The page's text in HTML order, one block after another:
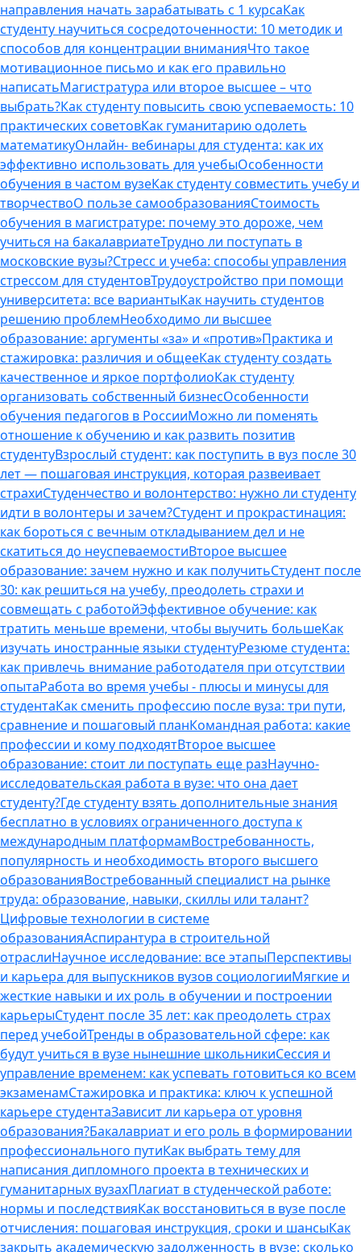
направления начать зарабатывать с 1 курсаКак
студенту научиться сосредоточенности: 10 методик и
способов для концентрации вниманияЧто такое
мотивационное письмо и как его правильно
написатьМагистратура или второе высшее – что
выбрать?Как студенту повысить свою успеваемость: 10
практических советовКак гуманитарию одолеть
математикуОнлайн- вебинары для студента: как их
эффективно использовать для учебыОсобенности
обучения в частом вузеКак студенту совместить учебу и
творчествоО пользе самообразованияСтоимость
обучения в магистратуре: почему это дороже, чем
учиться на бакалавриатеТрудно ли поступать в
московские вузы?Стресс и учеба: способы управления
стрессом для студентовТрудоустройство при помощи
университета: все вариантыКак научить студентов
решению проблемНеобходимо ли высшее
образование: аргументы «за» и «против»Практика и
стажировка: различия и общееКак студенту создать
качественное и яркое портфолиоКак студенту
организовать собственный бизнесОсобенности
обучения педагогов в РоссииМожно ли поменять
отношение к обучению и как развить позитив
студентуВзрослый студент: как поступить в вуз после 30
лет — пошаговая инструкция, которая развеивает
страхиСтуденчество и волонтерство: нужно ли cтуденту
идти в волонтеры и зачем?Студент и прокрастинация:
как бороться с вечным откладыванием дел и не
скатиться до неуспеваемостиВторое высшее
образование: зачем нужно и как получитьСтудент после
30: как решиться на учебу, преодолеть страхи и
совмещать с работойЭффективное обучение: как
тратить меньше времени, чтобы выучить большеКак
изучать иностранные языки студентуРезюме студента:
как привлечь внимание работодателя при отсутствии
опытаРабота во время учебы - плюсы и минусы для
студентаКак сменить профессию после вуза: три пути,
сравнение и пошаговый планКомандная работа: какие
профессии и кому подходятВторое высшее
образование: стоит ли поступать еще разНаучно-
исследовательская работа в вузе: что она дает
студенту?Где студенту взять дополнительные знания
бесплатно в условиях ограниченного доступа к
международным платформамВостребованность,
популярность и необходимость второго высшего
образованияВостребованный специалист на рынке
труда: образование, навыки, скиллы или талант?
Цифровые технологии в системе
образованияАспирантура в строительной
отраслиНаучное исследование: все этапыПерспективы
и карьера для выпускников вузов социологииМягкие и
жесткие навыки и их роль в обучении и построении
карьерыСтудент после 35 лет: как преодолеть страх
перед учебойТренды в образовательной сфере: как
будут учиться в вузе нынешние школьникиСессия и
управление временем: как успевать готовиться ко всем
экзаменамСтажировка и практика: ключ к успешной
карьере студентаЗависит ли карьера от уровня
образования?Бакалавриат и его роль в формировании
профессионального путиКак выбрать тему для
написания дипломного проекта в технических и
гуманитарных вузахПлагиат в студенческой работе:
нормы и последствияКак восстановиться в вузе после
отчисления: пошаговая инструкция, сроки и шансыКак
закрыть академическую задолженность в вузе: сколько